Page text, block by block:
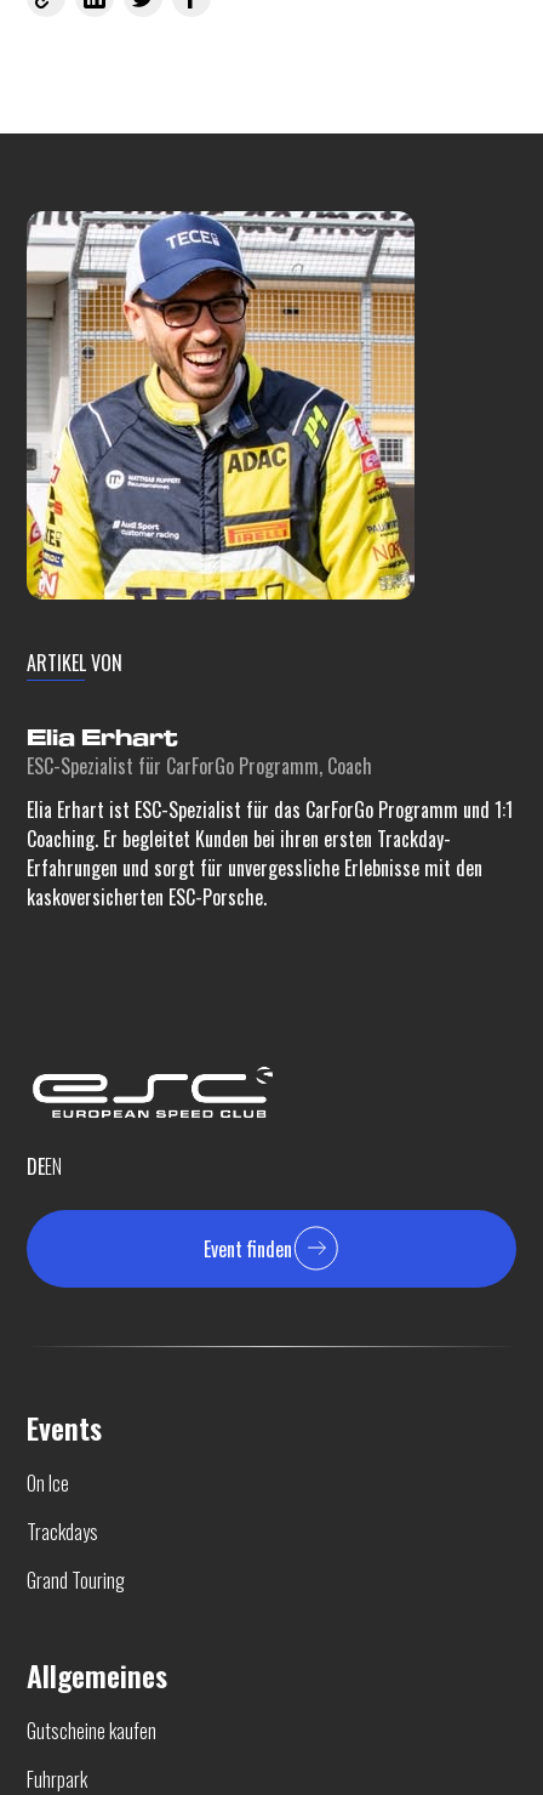
ARTIKEL VON
Elia Erhart
ESC-Spezialist für CarForGo Programm, Coach
Elia Erhart ist ESC-Spezialist für das CarForGo Programm und 1:1
Coaching. Er begleitet Kunden bei ihren ersten Trackday-
Erfahrungen und sorgt für unvergessliche Erlebnisse mit den
kaskoversicherten ESC-Porsche.
DEEN
Event finden
Events
On Ice
Trackdays
Grand Touring
Allgemeines
Gutscheine kaufen
Fuhrpark